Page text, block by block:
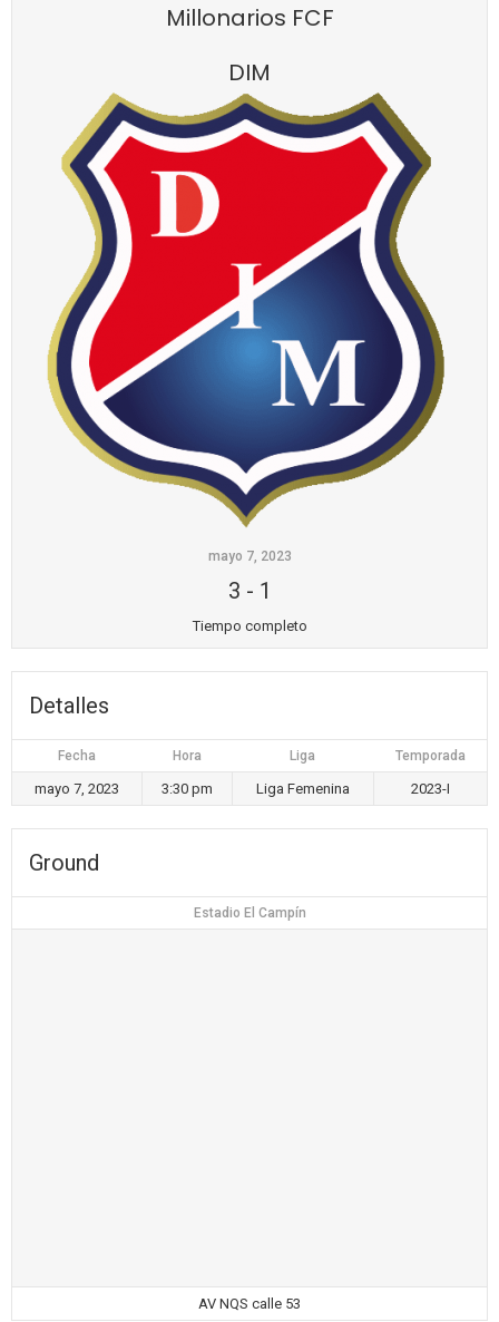
Millonarios FCF
DIM
mayo 7, 2023
3 - 1
Tiempo completo
Detalles
Fecha Hora Liga Temporada
mayo 7, 2023 3:30 pm Liga Femenina 2023-I
Ground
Estadio El Campín
AV NQS calle 53